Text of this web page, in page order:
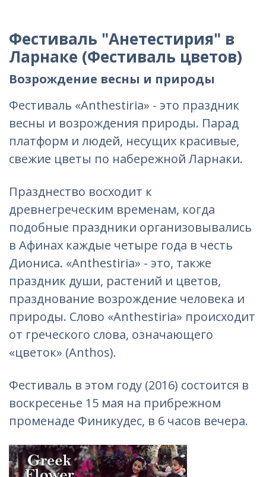
Фестиваль "Анетестирия" в
Ларнаке (Фестиваль цветов)
Возрождение весны и природы
Фестиваль «Anthestiria» - это праздник
весны и возрождения природы. Парад
платформ и людей, несущих красивые,
свежие цветы по набережной Ларнаки.
Празднество восходит к
древнегреческим временам, когда
подобные праздники организовывались
в Афинах каждые четыре года в честь
Диониса. «Anthestiria» - это, также
праздник души, растений и цветов,
празднование возрождение человека и
природы. Слово «Anthestiria» происходит
от греческого слова, означающего
«цветок» (Anthos).
Фестиваль в этом году (2016) состоится в
воскресенье 15 мая на прибрежном
променаде Финикудес, в 6 часов вечера.